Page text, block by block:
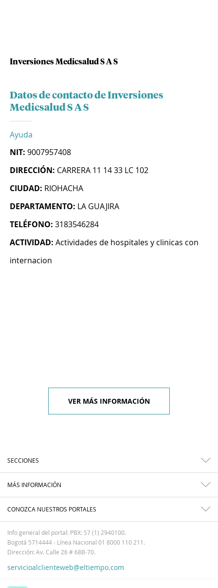
Inversiones Medicsalud S A S
Datos de contacto de Inversiones
Medicsalud S A S
Ayuda
NIT: 9007957408
DIRECCIÓN: CARRERA 11 14 33 LC 102
CIUDAD: RIOHACHA
DEPARTAMENTO: LA GUAJIRA
TELÉFONO: 3183546284
ACTIVIDAD: Actividades de hospitales y clinicas con
internacion
VER MÁS INFORMACIÓN
SECCIONES
MÁS INFORMACIÓN
CONOZCA NUESTROS PORTALES
Info general del portal: PBX: 57 (1) 2940100.
Bogotá 5714444 - Línea Nacional 01 8000 110 211.
Dirección: Av. Calle 26 # 68B-70.
servicioalclienteweb@eltiempo.com